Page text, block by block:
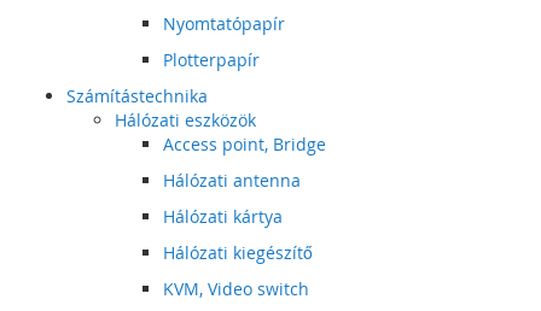
Nyomtatópapír
Plotterpapír
Számítástechnika
Hálózati eszközök
Access point, Bridge
Hálózati antenna
Hálózati kártya
Hálózati kiegészítő
KVM, Video switch